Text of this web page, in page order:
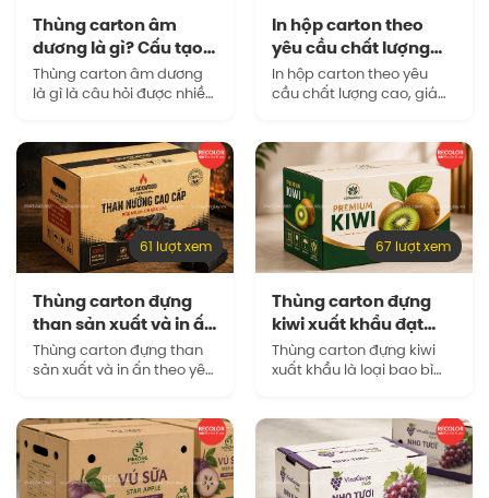
Thùng carton âm
dương là gì? Cấu tạo
và công…
Thùng carton âm dương
là gì là câu hỏi được nhiều
nhu cầu đóng gói, lưu kho
và vận chuyển…
In hộp carton theo
yêu cầu chất lượng
cao, giá…
In hộp carton theo yêu
cầu chất lượng cao, giá
nghiệp muốn sở hữu mẫu
bao bì riêng biệt, đúng…
61 lượt xem
Thùng carton đựng
than sản xuất và in ấn
theo…
Thùng carton đựng than
sản xuất và in ấn theo yêu
giúp bảo vệ sản phẩm
bên trong, mà còn…
67 lượt xem
Thùng carton đựng
kiwi xuất khẩu đạt
chuẩn đóng gói…
Thùng carton đựng kiwi
xuất khẩu là loại bao bì
loại, đóng gói, bảo quản
lạnh, xếp pallet và…